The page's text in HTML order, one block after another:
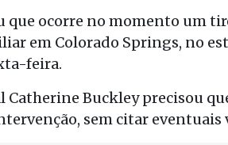
que ocorre no momento um
em Colorado Springs, no
feira.
Buckley precisou
sem citar eventuais